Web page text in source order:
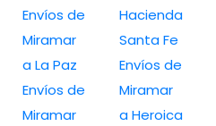
Envíos de
Miramar
a La Paz
Envíos de
Miramar
Hacienda
Santa Fe
Envíos de
Miramar
a Heroica